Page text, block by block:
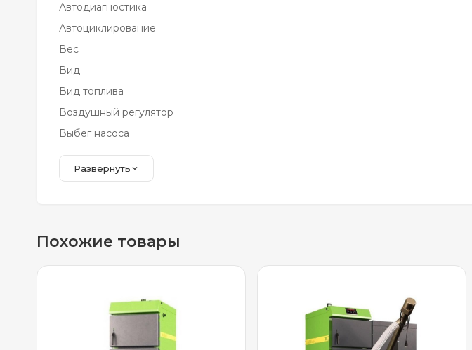
Автодиагностика
Автоциклирование
Вес
Вид
Вид топлива
Воздушный регулятор
Выбег насоса
Развернуть
Похожие товары